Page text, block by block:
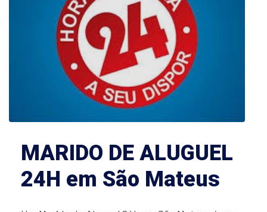
MARIDO DE ALUGUEL
24H em São Mateus